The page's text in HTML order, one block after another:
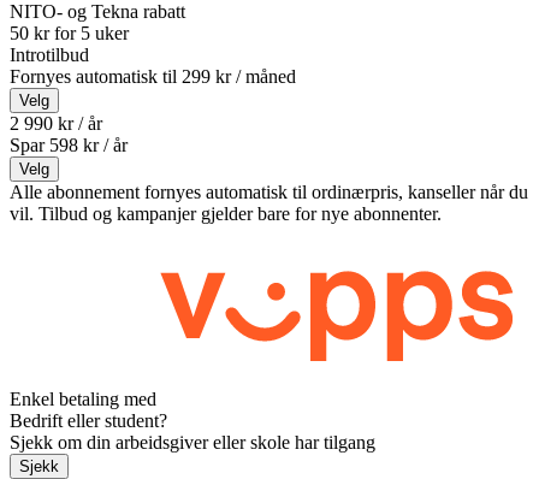
NITO- og Tekna rabatt
50 kr for 5 uker
Introtilbud
Fornyes automatisk til 299 kr / måned
Velg
2 990 kr / år
Spar 598 kr /år
Velg
Alle abonnement fornyes automatisk til ordinærpris, kanseller når du
vil. Tilbud og kampanjer gjelder bare for nye abonnenter.
Enkel betaling med
Bedrift eller student?
Sjekk om din arbeidsgiver eller skole har tilgang
Sjekk